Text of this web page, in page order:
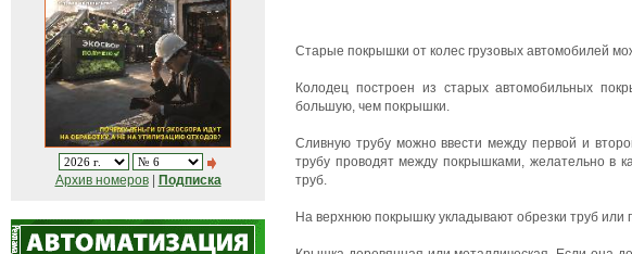
Архив номеров| Подписка
Старые покрышки от колес грузовых автомобилей
Колодец построен из старых автомобильных
большую, чем покрышки.
Сливную трубу можно ввести между первой и
трубу проводят между покрышками, желательно в
труб.
На верхнюю покрышку укладывают обрезки труб